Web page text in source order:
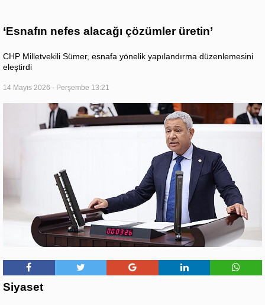
‘Esnafın nefes alacağı çözümler üretin’
CHP Milletvekili Sümer, esnafa yönelik yapılandırma düzenlemesini
eleştirdi
14 Mayıs 2026 - Perşembe 13:21
Siyaset